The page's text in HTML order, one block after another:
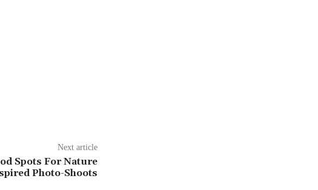
Next article
Spots For Nature
Photo-Shoots